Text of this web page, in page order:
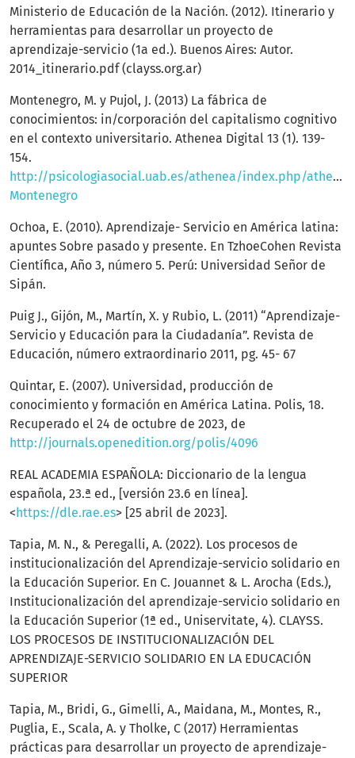
Ministerio de Educación de la Nación. (2012). Itinerario y
herramientas para desarrollar un proyecto de
aprendizaje-servicio (1a ed.). Buenos Aires: Autor.
2014_itinerario.pdf (clayss.org.ar)
Montenegro, M. y Pujol, J. (2013) La fábrica de
conocimientos: in/corporación del capitalismo cognitivo
en el contexto universitario. Athenea Digital 13 (1). 139-
154.
http://psicologiasocial.uab.es/athenea/index.php/
Montenegro
Ochoa, E. (2010). Aprendizaje- Servicio en América latina:
apuntes Sobre pasado y presente. En TzhoeCohen Revista
Científica, Año 3, número 5. Perú: Universidad Señor de
Sipán.
Puig J., Gijón, M., Martín, X. y Rubio, L. (2011) “Aprendizaje-
Servicio y Educación para la Ciudadanía”. Revista de
Educación, número extraordinario 2011, pg. 45- 67
Quintar, E. (2007). Universidad, producción de
conocimiento y formación en América Latina. Polis, 18.
Recuperado el 24 de octubre de 2023, de
http://journals.openedition.org/polis/4096
REAL ACADEMIA ESPAÑOLA: Diccionario de la lengua
española, 23.ª ed., [versión 23.6 en línea].
< https://dle.rae.es> [25 abril de 2023].
Tapia, M. N., & Peregalli, A. (2022). Los procesos de
institucionalización del Aprendizaje-servicio solidario en
la Educación Superior. En C. Jouannet & L. Arocha (Eds.),
Institucionalización del aprendizaje-servicio solidario en
la Educación Superior (1ª ed., Uniservitate, 4). CLAYSS.
LOS PROCESOS DE INSTITUCIONALIZACIÓN DEL
APRENDIZAJE-SERVICIO SOLIDARIO EN LA EDUCACIÓN
SUPERIOR
Tapia, M., Bridi, G., Gimelli, A., Maidana, M., Montes, R.,
Puglia, E., Scala, A. y Tholke, C (2017) Herramientas
prácticas para desarrollar un proyecto de aprendizaje-